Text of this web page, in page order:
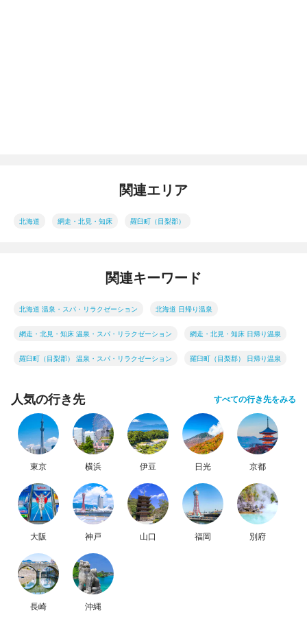
関連エリア
北海道 網走・北見・知床 羅臼町（目梨郡）
関連キーワード
北海道 温泉・スパ・リラクゼーション 北海道 日帰り温泉
網走・北見・知床 温泉・スパ・リラクゼーション 網走・北見・知床 日帰り温泉
羅臼町（目梨郡） 温泉・スパ・リラクゼーション 羅臼町（目梨郡） 日帰り温泉
人気の行き先 すべての行き先をみる
東京 横浜 伊豆 日光 京都
大阪 神戸 山口 福岡 別府
長崎 沖縄